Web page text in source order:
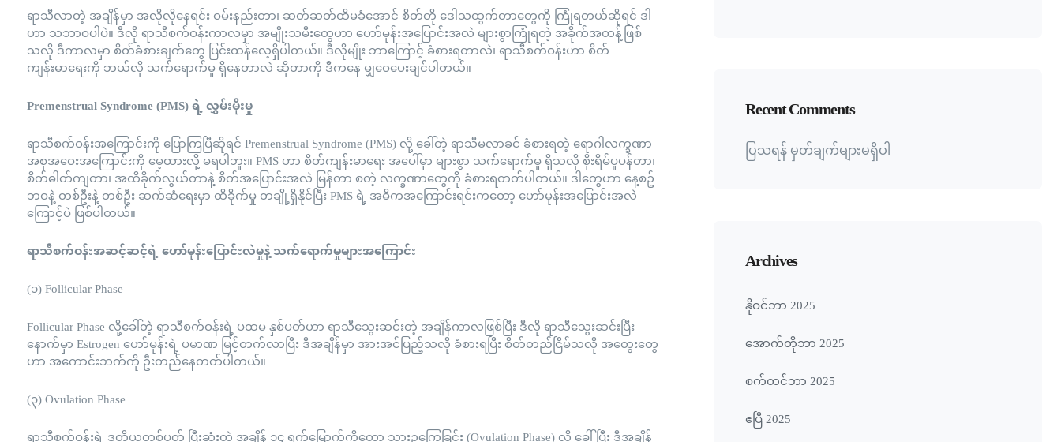
ရာသီလာတဲ့ အချိန်မှာ အလိုလိုနေရင်း ဝမ်းနည်းတာ၊ ဆတ်ဆတ်ထိမခံအောင် စိတ်တို ဒေါသထွက်တာတွေကို ကြုံရတယ်ဆိုရင် ဒါ
ဟာ သဘာဝပါပဲ။ ဒီလို ရာသီစက်ဝန်းကာလမှာ အမျိုးသမီးတွေဟာ ဟော်မုန်းအပြောင်းအလဲ များစွာကြုံရတဲ့ အခိုက်အတန့်ဖြစ်
သလို ဒီကာလမှာ စိတ်ခံစားချက်တွေ ပြင်းထန်လေ့ရှိပါတယ်။ ဒီလိုမျိုး ဘာကြောင့် ခံစားရတာလဲ၊ ရာသီစက်ဝန်းဟာ စိတ်
ကျန်းမာရေးကို ဘယ်လို သက်ရောက်မှု ရှိနေတာလဲ ဆိုတာကို ဒီကနေ မျှဝေပေးချင်ပါတယ်။
Premenstrual Syndrome (PMS) ရဲ့ လွှမ်းမိုးမှု
ရာသီစက်ဝန်းအကြောင်းကို ပြောကြပြီဆိုရင် Premenstrual Syndrome (PMS) လို့ ခေါ်တဲ့ ရာသီမလာခင် ခံစားရတဲ့ ရောဂါလက္ခဏာ
အစုအဝေးအကြောင်းကို မေ့ထားလို့ မရပါဘူး။ PMS ဟာ စိတ်ကျန်းမာရေး အပေါ်မှာ များစွာ သက်ရောက်မှု ရှိသလို စိုးရိမ်ပူပန်တာ၊
စိတ်ဓါတ်ကျတာ၊ အထိခိုက်လွယ်တာနဲ့ စိတ်အပြောင်းအလဲ မြန်တာ စတဲ့ လက္ခဏာတွေကို ခံစားရတတ်ပါတယ်။ ဒါတွေဟာ နေ့စဥ်
ဘဝနဲ့ တစ်ဦးနဲ့ တစ်ဦး ဆက်ဆံရေးမှာ ထိခိုက်မှု တချို့ရှိနိုင်ပြီး PMS ရဲ့ အဓိကအကြောင်းရင်းကတော့ ဟော်မုန်းအပြောင်းအလဲ
ကြောင့်ပဲ ဖြစ်ပါတယ်။
ရာသီစက်ဝန်းအဆင့်ဆင့်ရဲ့ ဟော်မုန်းပြောင်းလဲမှုနဲ့ သက်ရောက်မှုများအကြောင်း
(၁) Follicular Phase
Follicular Phase လို့ခေါ်တဲ့ ရာသီစက်ဝန်းရဲ့ ပထမ နှစ်ပတ်ဟာ ရာသီသွေးဆင်းတဲ့ အချိန်ကာလဖြစ်ပြီး ဒီလို ရာသီသွေးဆင်းပြီး
နောက်မှာ Estrogen ဟော်မုန်းရဲ့ ပမာဏ မြင့်တက်လာပြီး ဒီအချိန်မှာ အားအင်ပြည့်သလို ခံစားရပြီး စိတ်တည်ငြိမ်သလို အတွေးတွေ
ဟာ အကောင်းဘက်ကို ဦးတည်နေတတ်ပါတယ်။
(၃) Ovulation Phase
Recent Comments
ပြသရန် မှတ်ချက်များမရှိပါ
Archives
နိုဝင်ဘာ 2025
အောက်တိုဘာ 2025
စက်တင်ဘာ 2025
ဧပြီ 2025